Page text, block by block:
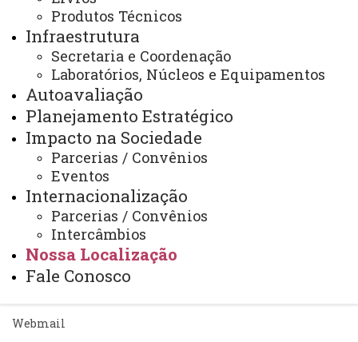
Produtos Técnicos
Infraestrutura
Secretaria e Coordenação
Laboratórios, Núcleos e Equipamentos
Autoavaliação
Planejamento Estratégico
Impacto na Sociedade
Parcerias / Convênios
Eventos
Internacionalização
Parcerias / Convênios
Intercâmbios
Nossa Localização
Fale Conosco
ACESSE
Acesso Restrito (Editores do Portal)
Arquivo Virtual
Bibliotecas
Identidade Visual
Mapa do Site
Ouvidoria
Portal Office 365
Sistemas
Webmail